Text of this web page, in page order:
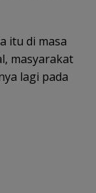
itu di masa
masyarakat
lagi pada